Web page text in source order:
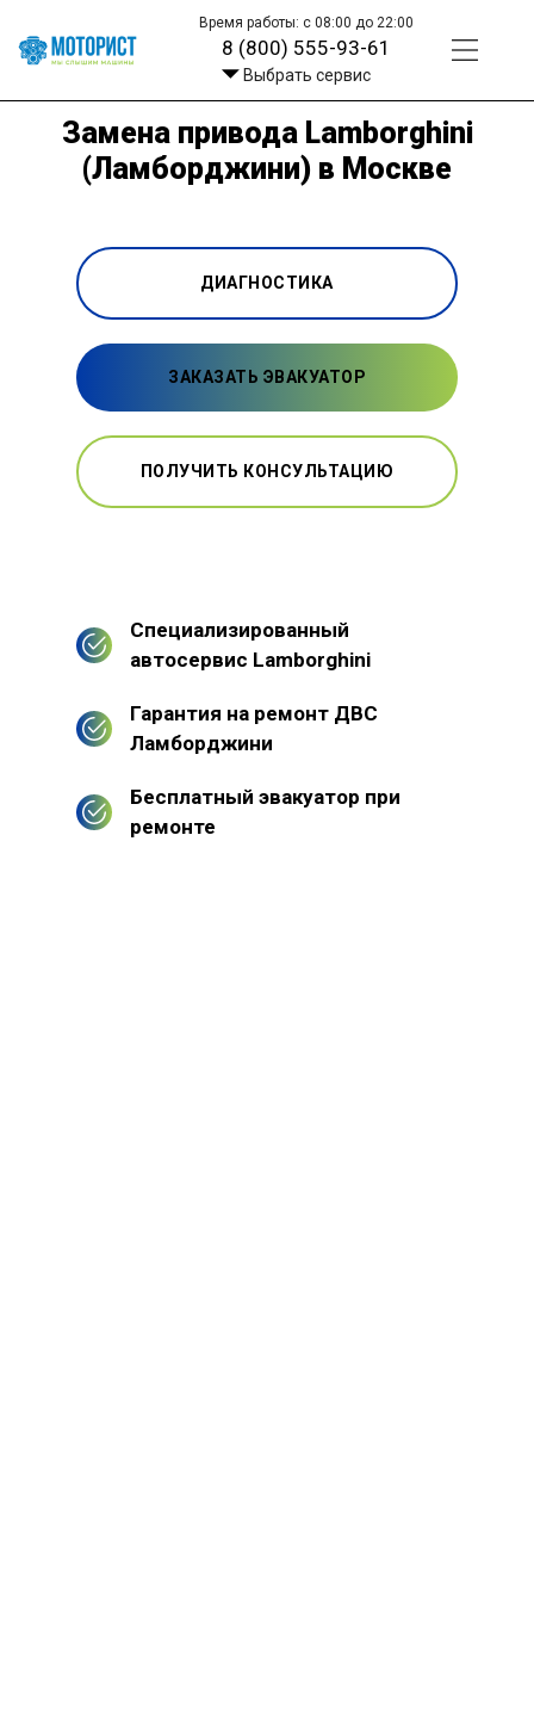
Время работы: с 08:00 до 22:00
8 (800) 555-93-61
Выбрать сервис
Замена привода Lamborghini
(Ламборджини) в Москве
ДИАГНОСТИКА
ЗАКАЗАТЬ ЭВАКУАТОР
ПОЛУЧИТЬ КОНСУЛЬТАЦИЮ
Специализированный
автосервис Lamborghini
Гарантия на ремонт ДВС
Ламборджини
Бесплатный эвакуатор при
ремонте